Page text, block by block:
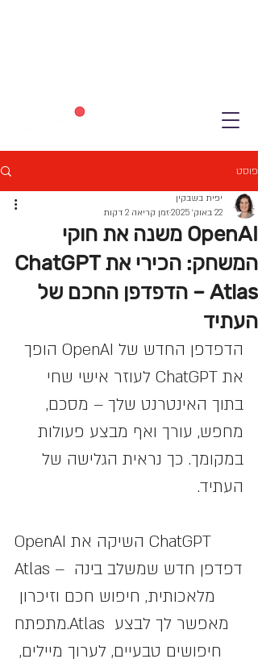
פוסט
OpenAI משנה את חוקי
המשחק: הכירי את ChatGPT
Atlas – הדפדפן החכם של
העתיד
יפית בשבקין
22 באוק׳ 2025
זמן קריאה 2 דקות
הדפדפן החדש של OpenAI הופך
את ChatGPT לעוזר אישי שחי
בתוך האינטרנט שלך – מסכם,
מחפש, עורך ואף מבצע פעולות
במקומך. כך נראית הגלישה של
העתיד.
OpenAI השיקה את ChatGPT
Atlas – דפדפן חדש שמשלב בינה
מלאכותית, חיפוש חכם וזיכרון
מתפתח.Atlas מאפשר לך לבצע
חיפושים טבעיים, לערוך מיילים,